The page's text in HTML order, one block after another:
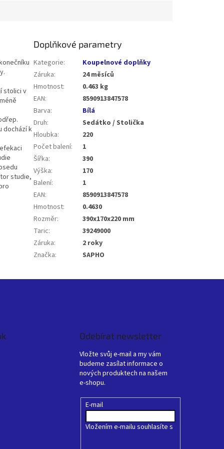
stolici v
dochází k
studie,
Doplňkové parametry
Kategorie:
Koupelnové doplňky
Záruka:
24 měsíců
Hmotnost:
0.463 kg
EAN:
8590913847578
Barva:
Bílá
Druh:
Sedátko / Stolička
Hloubka:
220
Počet balení:
1
Šířka:
390
Výška:
170
Balení:
1
EAN:
8590913847578
Hmotnost:
0.4630
Rozměr:
390x170x220 mm
Taric:
39249000
Záruka:
2 roky
Značka: SAPHO
Odebírat newsletter
Vložte svůj e-mail a my vám
budeme zasílat informace o
nových produktech na našem
e-shopu.
E-mail
Vložením e-mailu souhlasíte s